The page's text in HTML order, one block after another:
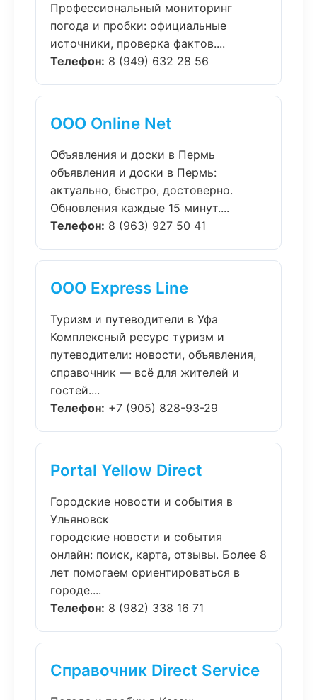
Профессиональный мониторинг
погода и пробки: официальные
источники, проверка фактов....
Телефон: 8 (949) 632 28 56
ООО Online Net
Объявления и доски в Пермь
объявления и доски в Пермь:
актуально, быстро, достоверно.
Обновления каждые 15 минут....
Телефон: 8 (963) 927 50 41
ООО Express Line
Туризм и путеводители в Уфа
Комплексный ресурс туризм и
путеводители: новости, объявления,
справочник — всё для жителей и
гостей....
Телефон: +7 (905) 828-93-29
Portal Yellow Direct
Городские новости и события в
Ульяновск
городские новости и события
онлайн: поиск, карта, отзывы. Более 8
лет помогаем ориентироваться в
городе....
Телефон: 8 (982) 338 16 71
Справочник Direct Service